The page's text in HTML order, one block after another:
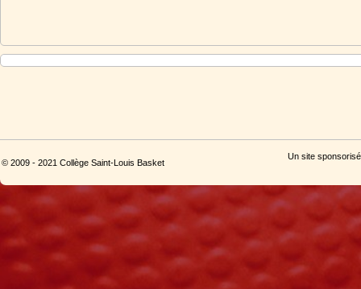
© 2009 - 2021 Collège Saint-Louis Basket
Un site